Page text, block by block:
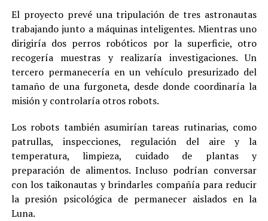
El proyecto prevé una tripulación de tres astronautas
trabajando junto a máquinas inteligentes. Mientras uno
dirigiría dos perros robóticos por la superficie, otro
recogería muestras y realizaría investigaciones. Un
tercero permanecería en un vehículo presurizado del
tamaño de una furgoneta, desde donde coordinaría la
misión y controlaría otros robots.
Los robots también asumirían tareas rutinarias, como
patrullas, inspecciones, regulación del aire y la
temperatura, limpieza, cuidado de plantas y
preparación de alimentos. Incluso podrían conversar
con los taikonautas y brindarles compañía para reducir
la presión psicológica de permanecer aislados en la
Luna.